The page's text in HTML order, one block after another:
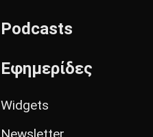
Podcasts
Εφημερίδες
Widgets